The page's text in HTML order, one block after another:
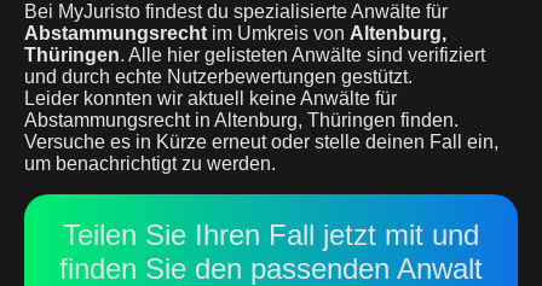
Bei MyJuristo findest du spezialisierte Anwälte für
Abstammungsrecht im Umkreis von Altenburg,
Thüringen. Alle hier gelisteten Anwälte sind verifiziert
und durch echte Nutzerbewertungen gestützt.
Leider konnten wir aktuell keine Anwälte für
Abstammungsrecht in Altenburg, Thüringen finden.
Versuche es in Kürze erneut oder stelle deinen Fall ein,
um benachrichtigt zu werden.
Teilen Sie Ihren Fall jetzt mit und
finden Sie den passenden Anwalt